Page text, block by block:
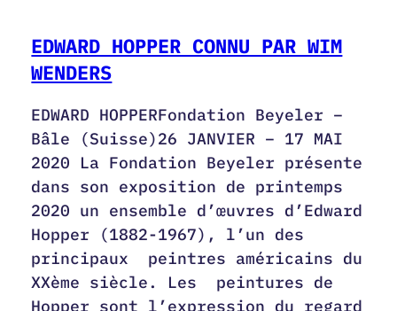
EDWARD HOPPER CONNU PAR WIM
WENDERS
EDWARD HOPPERFondation Beyeler –
Bâle (Suisse)26 JANVIER – 17 MAI
2020 La Fondation Beyeler présente
dans son exposition de printemps
2020 un ensemble d’œuvres d’Edward
Hopper (1882-1967), l’un des
principaux peintres américains du
XXème siècle. Les peintures de
Hopper sont l’expression du regard